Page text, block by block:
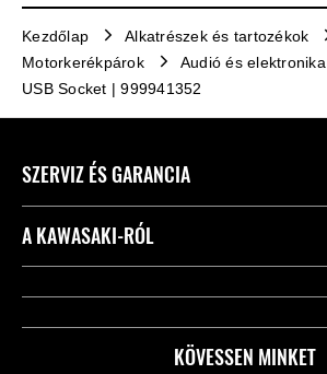
Kezdőlap
Alkatrészek és tartozékok
Motorkerékpárok
Audió és elektronika
USB Socket | 999941352
KÖVESSEN MINKET
SZERVIZ ÉS GARANCIA
Kapcsolat
Hasznos linkek
A KAWASAKI-RÓL
Vállalatunk